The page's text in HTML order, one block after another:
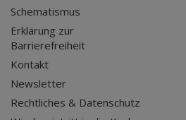
Schematismus
Erklärung zur
Barrierefreiheit
Kontakt
Newsletter
Rechtliches & Datenschutz